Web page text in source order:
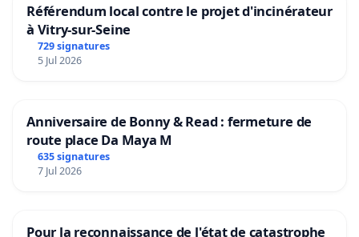
Référendum local contre le projet d'incinérateur
à Vitry-sur-Seine
729 signatures
5 Jul 2026
Anniversaire de Bonny & Read : fermeture de
route place Da Maya M
635 signatures
7 Jul 2026
Pour la reconnaissance de l'état de catastrophe